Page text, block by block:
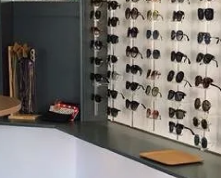
9h – 12h / 14h30 – 18h30